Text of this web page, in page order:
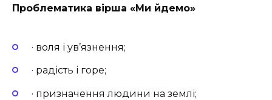
Проблематика вірша «Ми йдемо»
· воля і ув’язнення;
· радість і горе;
· призначення людини на землі;